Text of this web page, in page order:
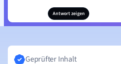
Antwort zeigen
Geprüfter Inhalt